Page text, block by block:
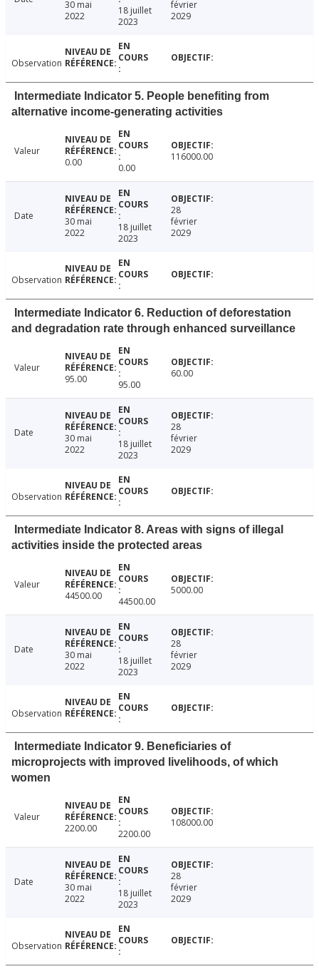
30 mai
2022
18 juillet
2023
février
2029
Observation
Intermediate Indicator 5. People benefiting from
alternative income-generating activities
Valeur
0.00
0.00
116000.00
Date
30 mai
2022
18 juillet
2023
28
février
2029
Observation
Intermediate Indicator 6. Reduction of deforestation
and degradation rate through enhanced surveillance
Valeur
95.00
95.00
60.00
Date
30 mai
2022
18 juillet
2023
28
février
2029
Observation
Intermediate Indicator 8. Areas with signs of illegal
activities inside the protected areas
Valeur
44500.00
44500.00
5000.00
Date
30 mai
2022
18 juillet
2023
28
février
2029
Observation
Intermediate Indicator 9. Beneficiaries of
microprojects with improved livelihoods, of which
women
Valeur
2200.00
2200.00
108000.00
Date
30 mai
2022
18 juillet
2023
28
février
2029
Observation